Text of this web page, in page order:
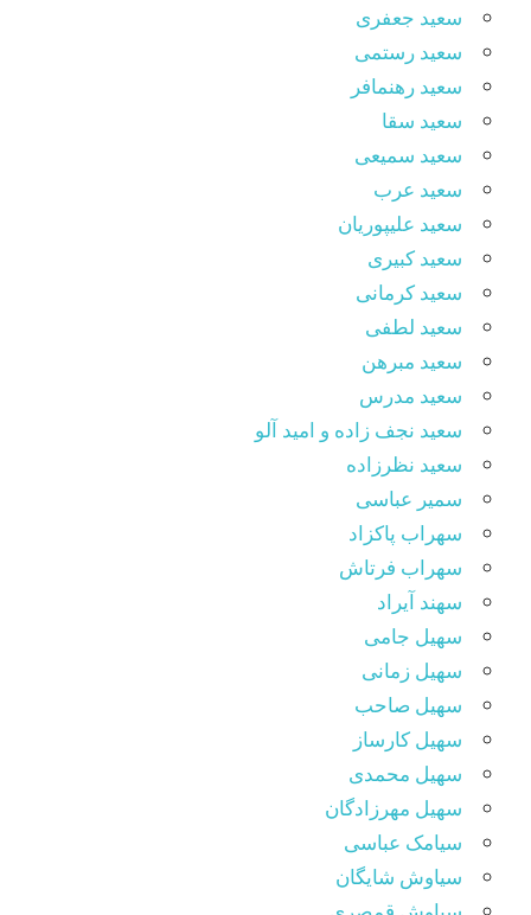
سعید جعفری
سعید رستمی
سعید رهنمافر
سعید سقا
سعید سمیعی
سعید عرب
سعید علیپوریان
سعید کبیری
سعید کرمانی
سعید لطفی
سعید مبرهن
سعید مدرس
سعید نجف زاده و امید آلو
سعید نظرزاده
سمیر عباسی
سهراب پاکزاد
سهراب فرتاش
سهند آیراد
سهیل جامی
سهیل زمانی
سهیل صاحب
سهیل کارساز
سهیل محمدی
سهیل مهرزادگان
سیامک عباسی
سیاوش شایگان